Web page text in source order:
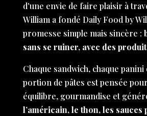
d'une envie de faire plaisir à
William a fondé Daily Food by
promesse simple mais sincère :
sans se ruiner, avec des
Chaque sandwich, chaque panini
portion de pâtes est pensée
équilibre, gourmandise et
l’américain, le thon, les sauces